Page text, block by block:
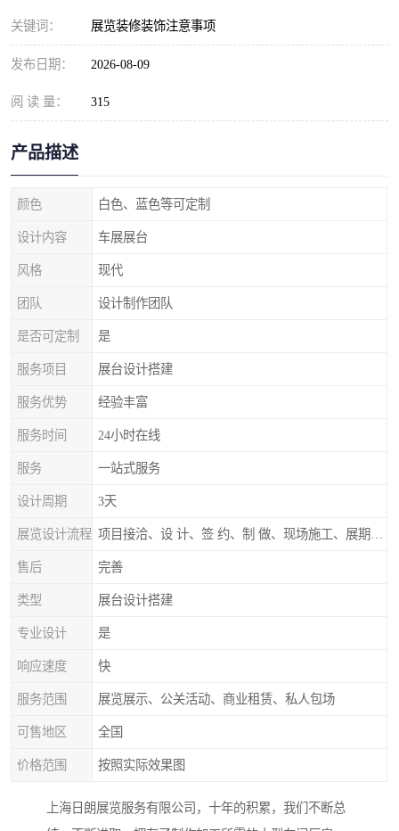
关键词： 展览装修装饰注意事项
发布日期： 2026-08-09
阅 读 量： 315
产品描述
颜色 白色、蓝色等可定制
设计内容 车展展台
风格 现代
团队 设计制作团队
是否可定制 是
服务项目 展台设计搭建
服务优势 经验丰富
服务时间 24小时在线
服务 一站式服务
设计周期 3天
展览设计流程
售后 完善
类型 展台设计搭建
专业设计 是
响应速度 快
服务范围 展览展示、公关活动、商业租赁、私人包场
可售地区 全国
价格范围 按照实际效果图
上海日朗展览服务有限公司，十年的积累，我们不断总